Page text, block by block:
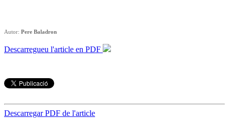
Autor: Pere Baladron
Descarregueu l'article en PDF
Descarregar PDF de l'article